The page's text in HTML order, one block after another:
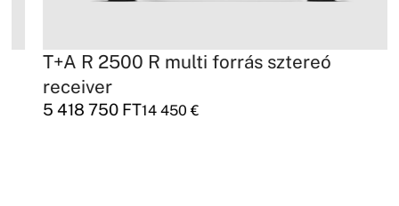
T+A R 2500 R multi forrás sztereó
receiver
5 418 750FT 14 450€